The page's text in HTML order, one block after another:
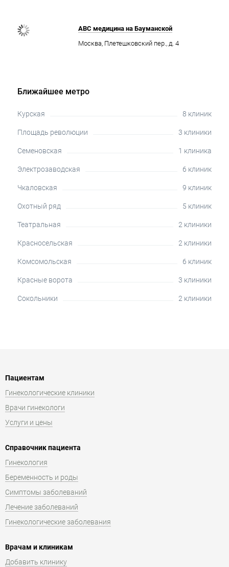
ABC медицина на Бауманской
Москва, Плетешковский пер., д. 4
Ближайшее метро
Курская 8 клиник
Площадь революции 3 клиники
Семеновская 1 клиника
Электрозаводская 6 клиник
Чкаловская 9 клиник
Охотный ряд 5 клиник
Театральная 2 клиники
Красносельская 2 клиники
Комсомольская 6 клиник
Красные ворота 3 клиники
Сокольники 2 клиники
Пациентам
Гинекологические клиники
Врачи гинекологи
Услуги и цены
Справочник пациента
Гинекология
Беременность и роды
Симптомы заболеваний
Лечение заболеваний
Гинекологические заболевания
Врачам и клиникам
Добавить клинику